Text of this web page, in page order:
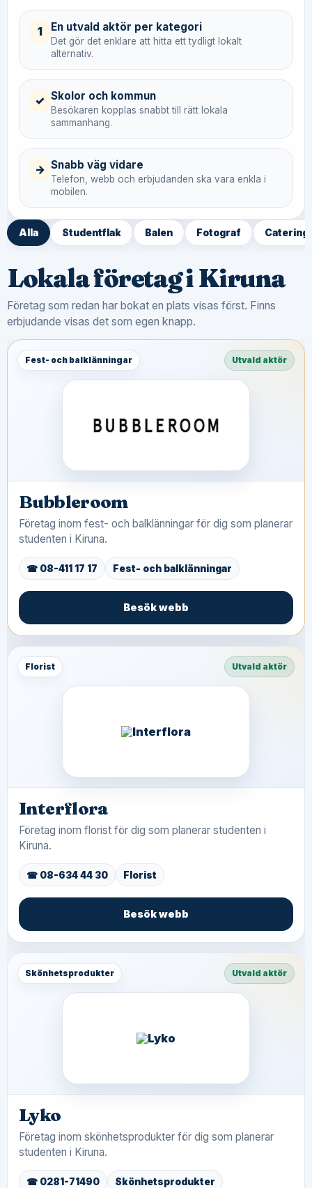
1 En utvald aktör per kategori
Det gör det enklare att hitta ett tydligt lokalt
alternativ.
✓ Skolor och kommun
Besökaren kopplas snabbt till rätt lokala
sammanhang.
→ Snabb väg vidare
Telefon, webb och erbjudanden ska vara enkla i
mobilen.
Alla Studentflak Balen Fotograf Catering
Lokala företag i Kiruna
Företag som redan har bokat en plats visas först. Finns
erbjudande visas det som egen knapp.
Fest- och balklänningar Utvald aktör
Bubbleroom
Företag inom fest- och balklänningar för dig som planerar
studenten i Kiruna.
☎ 08-411 17 17 Fest- och balklänningar
Besök webb
Florist Utvald aktör
Interflora
Företag inom florist för dig som planerar studenten i
Kiruna.
☎ 08-634 44 30 Florist
Besök webb
Skönhetsprodukter Utvald aktör
Lyko
Företag inom skönhetsprodukter för dig som planerar
studenten i Kiruna.
☎ 0281-71490 Skönhetsprodukter